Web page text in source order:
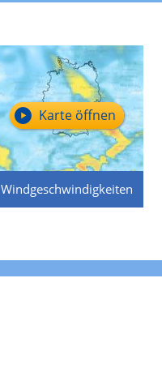
Windgeschwindigkeiten
Karte öffnen